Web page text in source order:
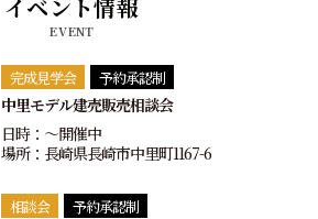
イベント情報
EVENT
完成見学会 予約承認制
中里モデル建売販売相談会
日時：〜開催中
場所：長崎県長崎市中里町1167-6
相談会 予約承認制